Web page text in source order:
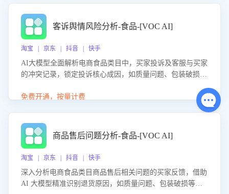
客诉舆情风险分析-食品-[VOC AI]
淘宝 | 京东 | 抖音 | 快手
AI大模型全面解析电商食品类目中，买家投诉及客服与买家
的冲突记录，锁定投诉核心成因，如质量问题、包装破损
置差评防控，提升客户满意度。
免费开通，按量计费
商品售后问题分析-食品-[VOC AI]
淘宝 | 京东 | 抖音 | 快手
深入分析电商食品类目商品售后相关问题的买家反馈，借助
AI 大模型精准识别退货原因，如质量问题、包装破损等，